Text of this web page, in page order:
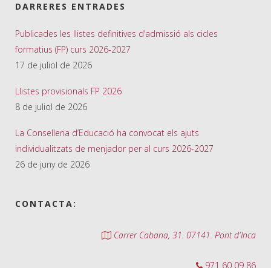
DARRERES ENTRADES
Publicades les llistes definitives d’admissió als cicles
formatius (FP) curs 2026-2027
17 de juliol de 2026
Llistes provisionals FP 2026
8 de juliol de 2026
La Conselleria d’Educació ha convocat els ajuts
individualitzats de menjador per al curs 2026-2027
26 de juny de 2026
CONTACTA:
Carrer Cabana, 31. 07141. Pont d'Inca
971 60 09 86